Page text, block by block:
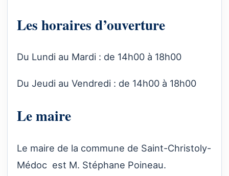
Les horaires d’ouverture
Du Lundi au Mardi : de 14h00 à 18h00
Du Jeudi au Vendredi : de 14h00 à 18h00
Le maire
Le maire de la commune de Saint-Christoly-
Médoc est M. Stéphane Poineau.